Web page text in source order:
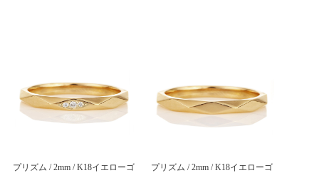
プリズム / 2mm / K18イエローゴ
プリズム / 2mm / K18イエローゴ